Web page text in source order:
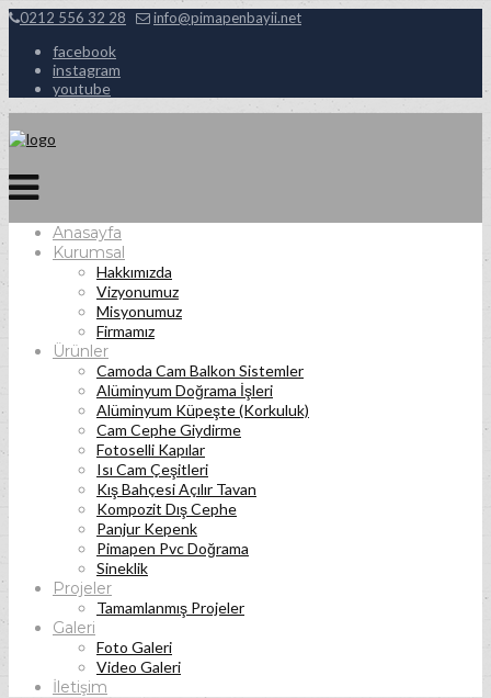
0212 556 32 28 info@pimapenbayii.net
facebook
instagram
youtube
Anasayfa
Kurumsal
Hakkımızda
Vizyonumuz
Misyonumuz
Firmamız
Ürünler
Camoda Cam Balkon Sistemler
Alüminyum Doğrama İşleri
Alüminyum Küpeşte (Korkuluk)
Cam Cephe Giydirme
Fotoselli Kapılar
Isı Cam Çeşitleri
Kış Bahçesi Açılır Tavan
Kompozit Dış Cephe
Panjur Kepenk
Pimapen Pvc Doğrama
Sineklik
Projeler
Tamamlanmış Projeler
Galeri
Foto Galeri
Video Galeri
İletişim